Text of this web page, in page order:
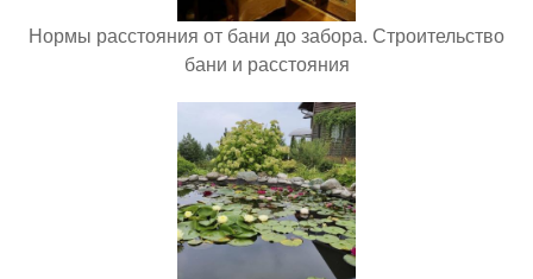
Нормы расстояния от бани до забора. Строительство
бани и расстояния